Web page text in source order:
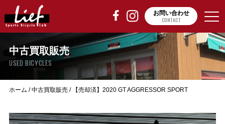
お問い合わせ
CONTACT
中古買取販売
USED BICYCLES
ホーム /中古買取販売/ 【売却済】2020 GT AGGRESSOR SPORT